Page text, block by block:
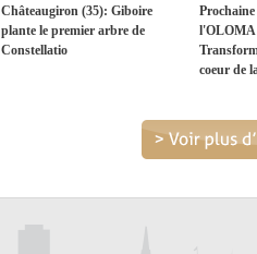
Châteaugiron (35): Giboire
plante le premier arbre de
Constellatio
l'OLOMA
coeur de